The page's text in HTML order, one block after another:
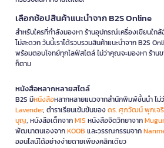
เลือกช้อปสินค้าแนะนำจาก B2S Online
สำหรับใครที่กำลังมองหา ร้านอุปกรณ์เครื่องเขียนใก
ไม่สะดวก วันนี้เราได้รวบรวมสินค้าแนะนำจาก B2S
พร้อมตอบโจทย์ทุกไลฟ์สไตล์ ไม่ว่าคุณจะมองหา ร้าน
ก็ตาม
หนังสือหลากหลายสไตล์
B2S มีหนังสือหลากหลายแนวจากสำนักพิมพ์ชั้นนำ ไม่
Lavender, ตำราเรียนเข้มข้นของดร. ศุภวัฒน์ พุกเจ
บุญ, หนังสือเด็กจากMIS หนังสือจิตวิทยาจาก
พัฒนาตนเองจากKOOB และวรรณกรรมจาก
ออนไลน์ได้อย่างง่ายดายเพียงคลิกเดียว